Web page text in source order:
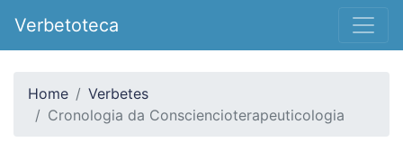
Verbetoteca
Home
Verbetes
Cronologia da Consciencioterapeuticologia